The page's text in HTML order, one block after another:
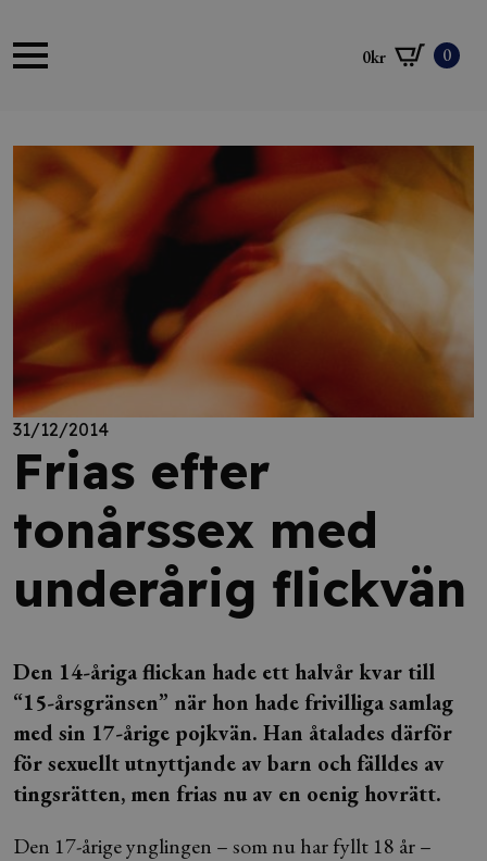
0kr 0
31/12/2014
Frias efter
tonårssex med
underårig flickvän
Den 14-åriga flickan hade ett halvår kvar till
“15-årsgränsen” när hon hade frivilliga samlag
med sin 17-årige pojkvän. Han åtalades därför
för sexuellt utnyttjande av barn och fälldes av
tingsrätten, men frias nu av en oenig hovrätt.
Den 17-årige ynglingen – som nu har fyllt 18 år –